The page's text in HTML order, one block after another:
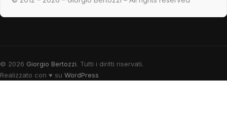
© 2026 Giorgio Bertozzi. Tutti i diritti riservati.
Realizzato con ♥ su WordPress